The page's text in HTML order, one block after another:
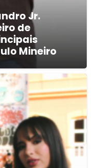
Jr.
de
Mineiro